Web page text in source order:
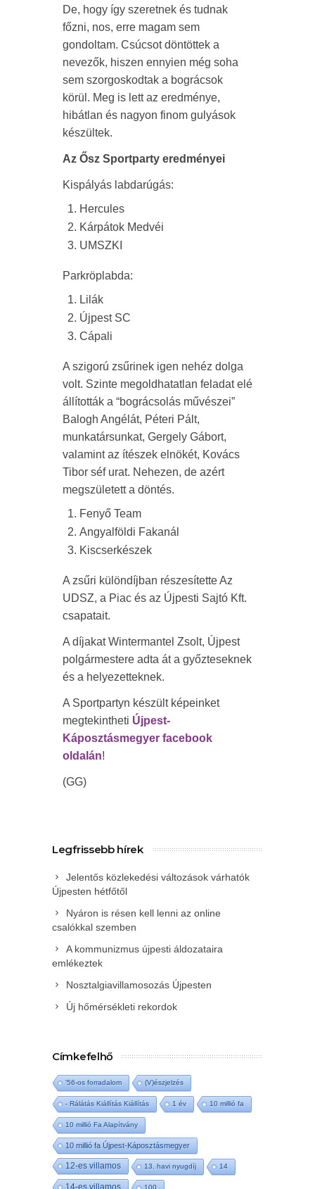
De, hogy így szeretnek és tudnak
főzni, nos, erre magam sem
gondoltam. Csúcsot döntöttek a
nevezők, hiszen ennyien még soha
sem szorgoskodtak a bográcsok
körül. Meg is lett az eredménye,
hibátlan és nagyon finom gulyások
készültek.
Az Ősz Sportparty eredményei
Kispályás labdarúgás:
Hercules
Kárpátok Medvéi
UMSZKI
Parkröplabda:
Lilák
Újpest SC
Cápali
A szigorú zsűrinek igen nehéz dolga
volt. Szinte megoldhatatlan feladat elé
állították a “bográcsolás művészei”
Balogh Angélát, Péteri Pált,
munkatársunkat, Gergely Gábort,
valamint az ítészek elnökét, Kovács
Tibor séf urat. Nehezen, de azért
megszületett a döntés.
Fenyő Team
Angyalföldi Fakanál
Kiscserkészek
A zsűri különdíjban részesítette Az
UDSZ, a Piac és az Újpesti Sajtó Kft.
csapatait.
A díjakat Wintermantel Zsolt, Újpest
polgármestere adta át a győzteseknek
és a helyezetteknek.
A Sportpartyn készült képeinket
megtekintheti Újpest-
Káposztásmegyer facebook
oldalán!
(GG)
Legfrissebb hírek
Jelentős közlekedési változások várhatók
Újpesten hétfőtől
Nyáron is résen kell lenni az online
csalókkal szemben
A kommunizmus újpesti áldozataira
emlékeztek
Nosztalgiavillamosozás Újpesten
Új hőmérsékleti rekordok
Címkefelhő
'56-os forradalom (V)észjelzés
- Rálátás Kiállítás Kiállítás 1 év 10 millió fa
10 millió Fa Alapítvány
10 millió fa Újpest-Káposztásmegyer
12-es villamos 13. havi nyugdíj 14
14-es villamos 100